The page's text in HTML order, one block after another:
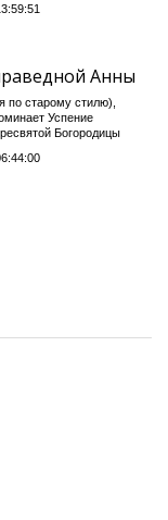
Анны
по старому стилю),
Успение
Богородицы